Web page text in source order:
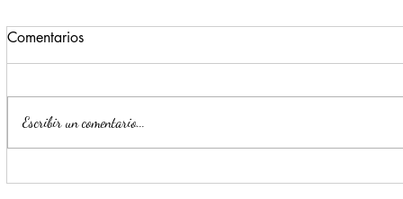
Concluye Ciclo Escolar 2025-
Invita
Comentarios
Escribir un comentario...